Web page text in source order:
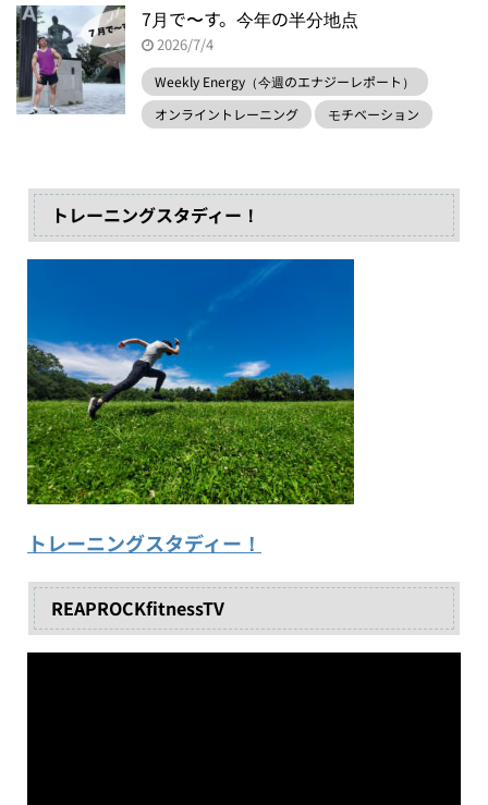
7月で〜す。今年の半分地点
2026/7/4
Weekly Energy（今週のエナジーレポート）
オンライントレーニング
モチベーション
トレーニングスタディー！
トレーニングスタディー！
REAPROCKfitnessTV